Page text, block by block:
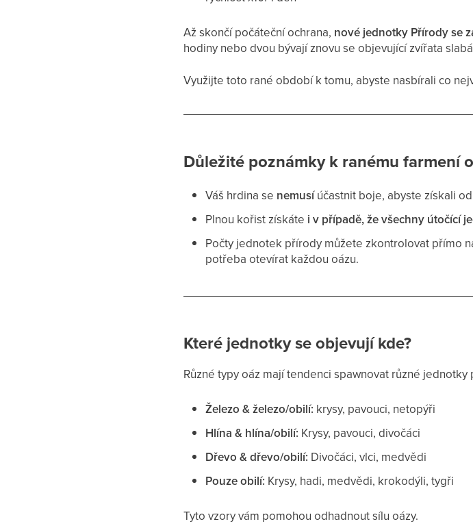
Až skončí počáteční ochrana, nové jednotky Přírody se
hodiny nebo dvou bývají znovu se objevující zvířata
Využijte toto rané období k tomu, abyste nasbírali co
Důležité poznámky k ranému farmení
Váš hrdina se nemusíúčastnit boje, abyste získali
Plnou kořist získáte i v případě, že všechny útočící
Počty jednotek přírody můžete zkontrolovat přímo
potřeba otevírat každou oázu.
Které jednotky se objevují kde?
Různé typy oáz mají tendenci spawnovat různé jednotky
Železo & železo/obilí: krysy, pavouci, netopýři
Hlína & hlína/obilí: Krysy, pavouci, divočáci
Dřevo & dřevo/obilí: Divočáci, vlci, medvědi
Pouze obilí: Krysy, hadi, medvědi, krokodýli, tygři
Tyto vzory vám pomohou odhadnout sílu oázy.